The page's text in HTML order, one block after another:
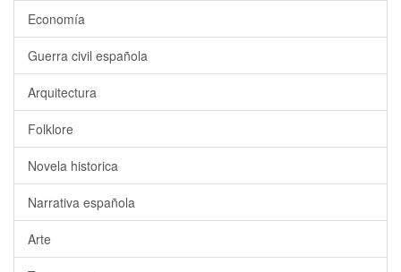
Economía
Guerra civil española
Arquitectura
Folklore
Novela historica
Narrativa española
Arte